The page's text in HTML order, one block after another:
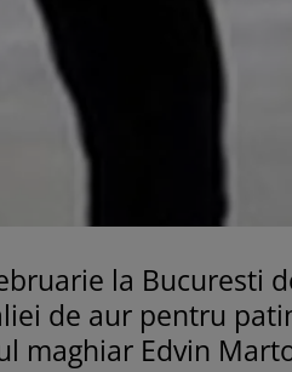
la Bucuresti
de aur pentru
maghiar Edvin